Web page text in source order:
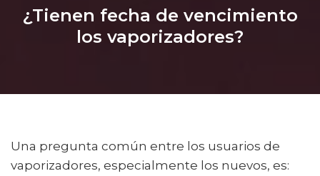
¿Tienen fecha de vencimiento
los vaporizadores?
Una pregunta común entre los usuarios de
vaporizadores, especialmente los nuevos, es: